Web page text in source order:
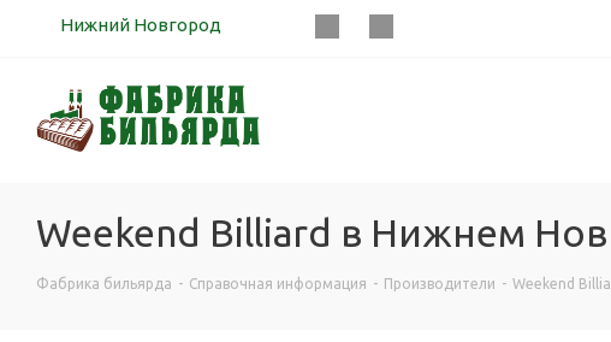
Нижний Новгород
Weekend Billiard в Нижнем
Фабрика бильярда - Справочная информация - Производители - Weekend